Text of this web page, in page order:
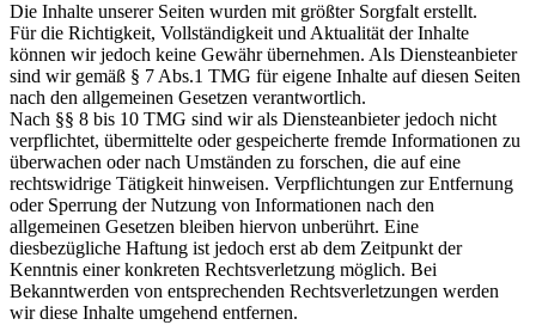
Die Inhalte unserer Seiten wurden mit größter Sorgfalt erstellt.
Für die Richtigkeit, Vollständigkeit und Aktualität der Inhalte
können wir jedoch keine Gewähr übernehmen. Als Diensteanbieter
sind wir gemäß § 7 Abs.1 TMG für eigene Inhalte auf diesen Seiten
nach den allgemeinen Gesetzen verantwortlich.
Nach §§ 8 bis 10 TMG sind wir als Diensteanbieter jedoch nicht
verpflichtet, übermittelte oder gespeicherte fremde Informationen zu
überwachen oder nach Umständen zu forschen, die auf eine
rechtswidrige Tätigkeit hinweisen. Verpflichtungen zur Entfernung
oder Sperrung der Nutzung von Informationen nach den
allgemeinen Gesetzen bleiben hiervon unberührt. Eine
diesbezügliche Haftung ist jedoch erst ab dem Zeitpunkt der
Kenntnis einer konkreten Rechtsverletzung möglich. Bei
Bekanntwerden von entsprechenden Rechtsverletzungen werden
wir diese Inhalte umgehend entfernen.